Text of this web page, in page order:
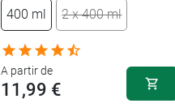
400 ml 2 x 400 ml
A partir de
11,99 €